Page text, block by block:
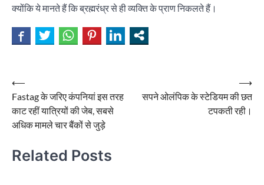
क्योंकि ये मानते हैं कि ब्रह्मरंध्र से ही व्यक्ति के प्राण निकलते हैं।
Post
navigation
⟵
Fastag के जरिए कंपनियां इस तरह
काट रहीं यात्रियों की जेब, सबसे
अधिक मामले चार बैंकों से जुड़े
सपने ओलंपिक के स्टेडियम की छत
टपकती रही।
⟶
Related Posts